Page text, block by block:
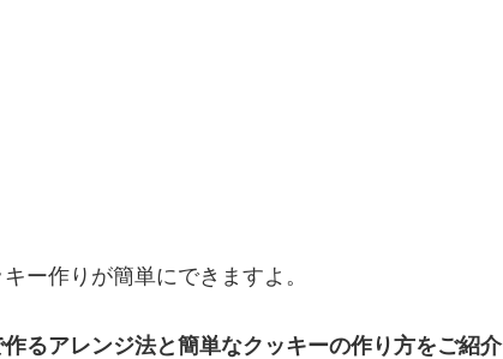
ー作りが簡単にできますよ。
るアレンジ法と簡単なクッキーの作り方をご紹介